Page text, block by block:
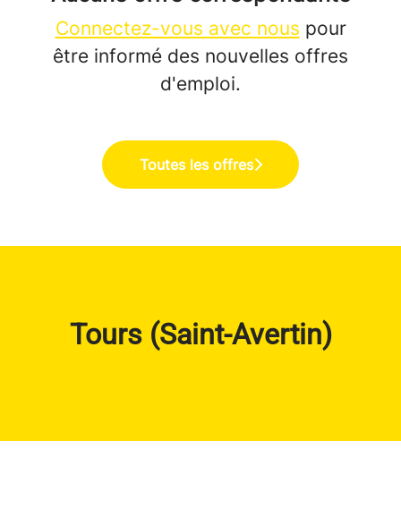
Connectez-vous avec nous pour
être informé des nouvelles offres
d'emploi.
Toutes les offres
Tours (Saint-Avertin)